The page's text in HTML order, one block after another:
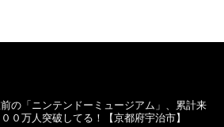
の「ニンテンドーミュージアム」、累計来
０万人突破してる！【京都府宇治市】